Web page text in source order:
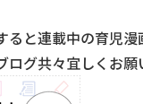
ると連載中の育児漫
ログ共々宜しくお